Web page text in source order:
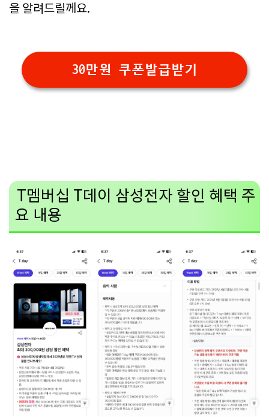
을 알려드릴께요.
30만원 쿠폰발급받기
T멤버십 T데이 삼성전자 할인 혜택 주
요 내용